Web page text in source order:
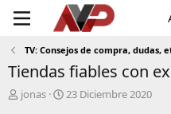
TV: Consejos de compra, dudas,
Tiendas fiables con
Ijonas
F
23 Diciembre 2020